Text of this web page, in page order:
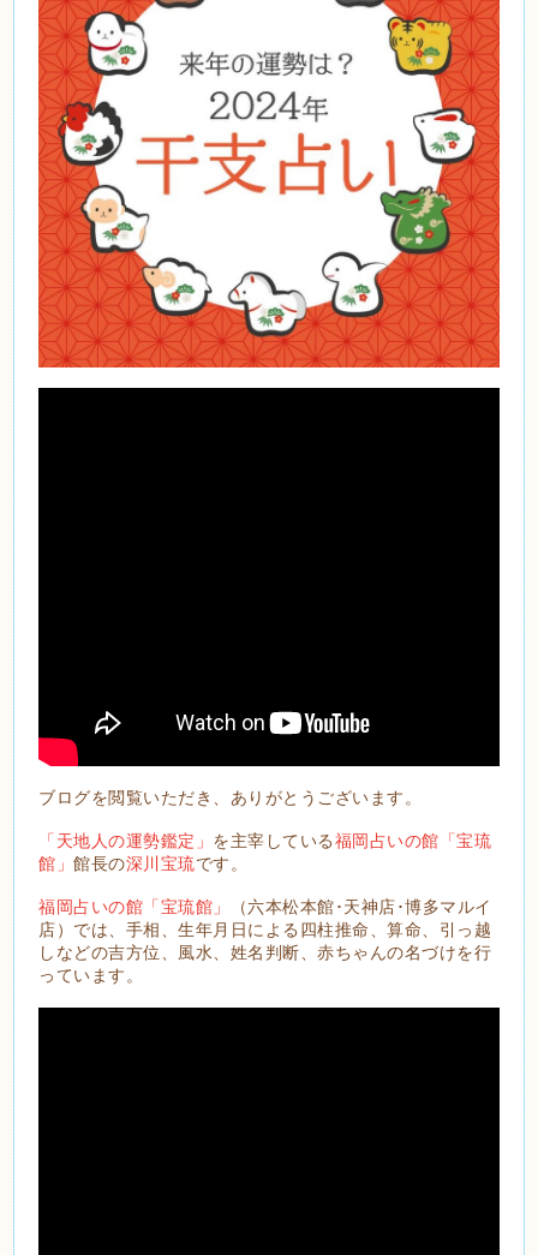
ブログを閲覧いただき、ありがとうございます。
「天地人の運勢鑑定」 を主宰している福岡占いの館「宝琉
館」館長の深川宝琉です。
福岡占いの館「宝琉館」
（六本松本館･天神店･博多マルイ
店）では、手相、生年月日による四柱推命、算命、引っ越
しなどの吉方位、風水、姓名判断、赤ちゃんの名づけを行
っています。